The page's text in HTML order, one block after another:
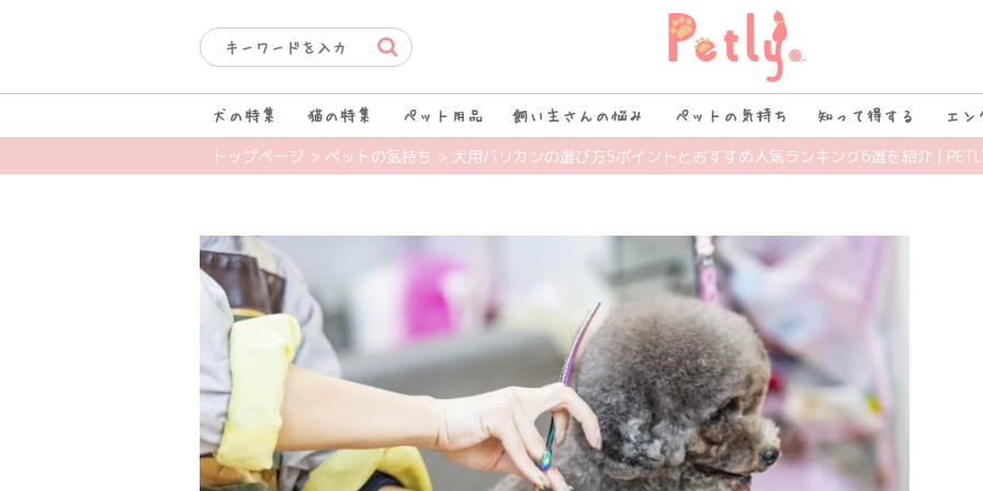
犬の特集 猫の特集 ペット用品 飼い主さんの悩み ペットの気持ち 知って得する エン
トップページ > ペットの気持ち > 犬用バリカンの選び方5ポイントとおすすめ人気ランキング6選を紹介 |